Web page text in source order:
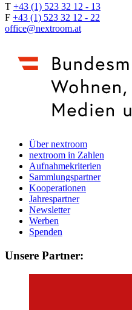
T +43 (1) 523 32 12 - 13
F +43 (1) 523 32 12 - 22
office@nextroom.at
Über nextroom
nextroom in Zahlen
Aufnahmekriterien
Sammlungspartner
Kooperationen
Jahrespartner
Newsletter
Werben
Spenden
Unsere Partner: